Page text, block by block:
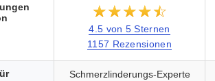
★★★★★
☆☆☆☆☆
4.5 von 5 Sternen
1157 Rezensionen
Schmerzlinderungs-Experte